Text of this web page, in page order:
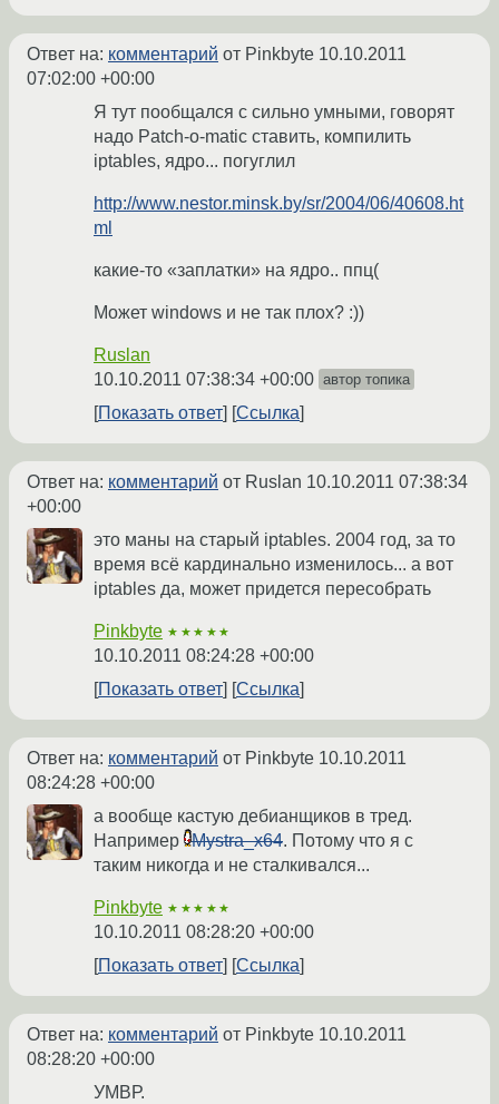
Ответ на: комментарий от Pinkbyte 10.10.2011
07:02:00 +00:00
Я тут пообщался с сильно умными, говорят
надо Patch-o-matic ставить, компилить
iptables, ядро... погуглил
http://www.nestor.minsk.by/sr/2004/06/40608.ht
ml
какие-то «заплатки» на ядро.. ппц(
Может windows и не так плох? :))
Ruslan
10.10.2011 07:38:34 +00:00 автор топика
Показать ответ Ссылка
Ответ на: комментарий от Ruslan 10.10.2011 07:38:34
+00:00
это маны на старый iptables. 2004 год, за то
время всё кардинально изменилось... а вот
iptables да, может придется пересобрать
Pinkbyte ★★★★★
10.10.2011 08:24:28 +00:00
Показать ответ
Ссылка
Ответ на: комментарий от Pinkbyte 10.10.2011
08:24:28 +00:00
а вообще кастую дебианщиков в тред.
Например
Mystra_x64. Потому что я с
таким никогда и не сталкивался...
Pinkbyte ★★★★★
10.10.2011 08:28:20 +00:00
Показать ответ
Ссылка
Ответ на: комментарий от Pinkbyte 10.10.2011
08:28:20 +00:00
УМВР.